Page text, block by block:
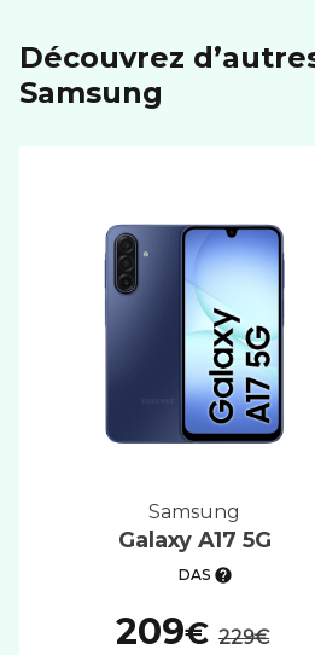
Découvrez
samsung
samsung
Galaxy A17 5G
DAS
209€ 229€